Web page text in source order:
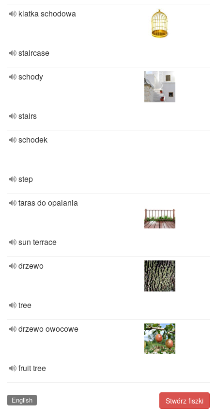
klatka schodowa
staircase
schody
stairs
schodek
step
taras do opalania
sun terrace
drzewo
tree
drzewo owocowe
fruit tree
Stwórz fiszki
English